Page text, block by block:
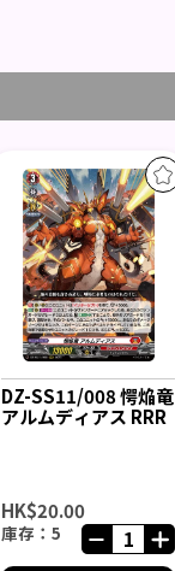
DZ-SS11/008 愕焔竜
アルムディアス RRR
HK$20.00
庫存：5